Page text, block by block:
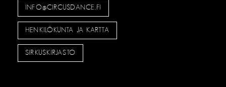
INFO@CIRCUSDANCE.FI
HENKILÖKUNTA JA KARTTA
SIRKUSKIRJASTO